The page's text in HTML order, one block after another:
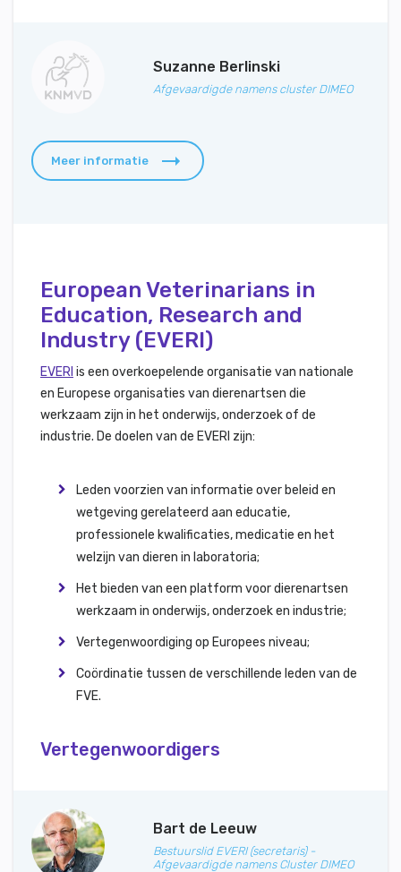
Suzanne Berlinski
Afgevaardigde namens cluster DIMEO
Meer informatie
European Veterinarians in
Education, Research and
Industry (EVERI)
EVERI is een overkoepelende organisatie van nationale
en Europese organisaties van dierenartsen die
werkzaam zijn in het onderwijs, onderzoek of de
industrie. De doelen van de EVERI zijn:
Leden voorzien van informatie over beleid en
wetgeving gerelateerd aan educatie,
professionele kwalificaties, medicatie en het
welzijn van dieren in laboratoria;
Het bieden van een platform voor dierenartsen
werkzaam in onderwijs, onderzoek en industrie;
Vertegenwoordiging op Europees niveau;
Coördinatie tussen de verschillende leden van de
FVE.
Vertegenwoordigers
Bart de Leeuw
Bestuurslid EVERI (secretaris) -
Afgevaardigde namens Cluster DIMEO